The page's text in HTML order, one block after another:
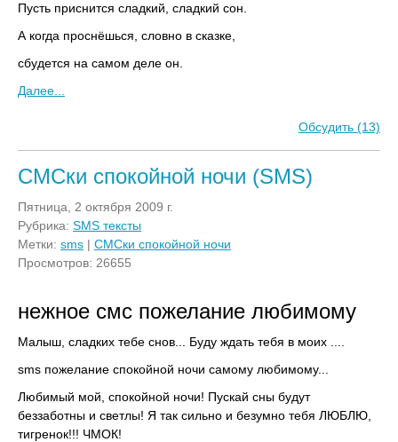
Пусть приснится сладкий, сладкий сон.
А когда проснёшься, словно в сказке,
сбудется на самом деле он.
Далее...
Обсудить (13)
СМСки спокойной ночи (SMS)
Пятница, 2 октября 2009 г.
Рубрика: SMS тексты
Метки: sms | СМСки спокойной ночи
Просмотров: 26655
нежное смс пожелание любимому
Малыш, сладких тебе снов... Буду ждать тебя в моих ....
sms пожелание спокойной ночи самому любимому...
Любимый мой, спокойной ночи! Пускай сны будут
беззаботны и светлы! Я так сильно и безумно тебя ЛЮБЛЮ,
тигренок!!! ЧМОК!